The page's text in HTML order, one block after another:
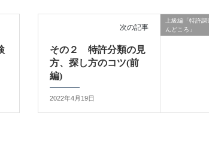
上級編「特許
んどころ」
次の記事
その２ 特許分類の見
方、探し方のコツ(前
編)
2022年4月19日